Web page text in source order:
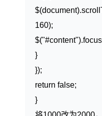
160);
}
});
return false;
}